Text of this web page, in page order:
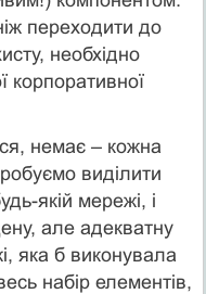
переходити до
необхідно
корпоративної
немає – кожна
виділити
якій мережі, і
але адекватну
яка б виконувала
набір елементів,